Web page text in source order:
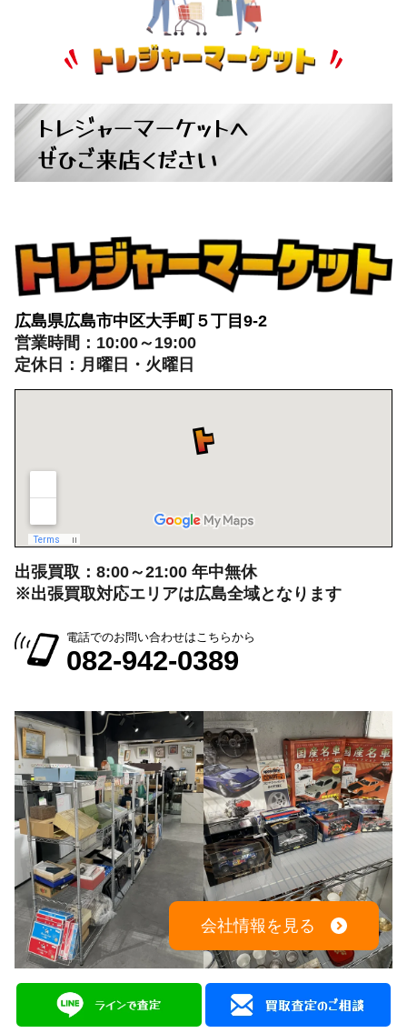
パチンコ・スロット
トレジャーマーケットへ
ぜひご来店ください
広島県広島市中区大手町５丁目9-2
営業時間：10:00～19:00
定休日：月曜日・火曜日
※出張買取対応エリアは広島全域となります
電話でのお問い合わせはこちらから
082-942-0389